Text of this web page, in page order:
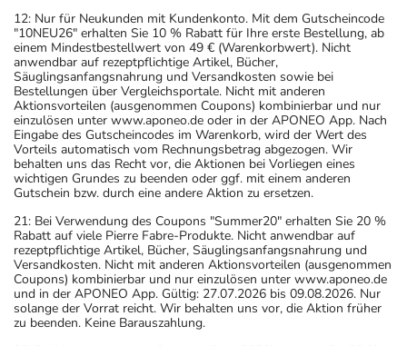
12: Nur für Neukunden mit Kundenkonto. Mit dem Gutscheincode
"10NEU26" erhalten Sie 10 % Rabatt für Ihre erste Bestellung, ab
einem Mindestbestellwert von 49 € (Warenkorbwert). Nicht
anwendbar auf rezeptpflichtige Artikel, Bücher,
Säuglingsanfangsnahrung und Versandkosten sowie bei
Bestellungen über Vergleichsportale. Nicht mit anderen
Aktionsvorteilen (ausgenommen Coupons) kombinierbar und nur
einzulösen unter www.aponeo.de oder in der APONEO App. Nach
Eingabe des Gutscheincodes im Warenkorb, wird der Wert des
Vorteils automatisch vom Rechnungsbetrag abgezogen. Wir
behalten uns das Recht vor, die Aktionen bei Vorliegen eines
wichtigen Grundes zu beenden oder ggf. mit einem anderen
Gutschein bzw. durch eine andere Aktion zu ersetzen.
21: Bei Verwendung des Coupons "Summer20" erhalten Sie 20 %
Rabatt auf viele Pierre Fabre-Produkte. Nicht anwendbar auf
rezeptpflichtige Artikel, Bücher, Säuglingsanfangsnahrung und
Versandkosten. Nicht mit anderen Aktionsvorteilen (ausgenommen
Coupons) kombinierbar und nur einzulösen unter www.aponeo.de
und in der APONEO App. Gültig: 27.07.2026 bis 09.08.2026. Nur
solange der Vorrat reicht. Wir behalten uns vor, die Aktion früher
zu beenden. Keine Barauszahlung.